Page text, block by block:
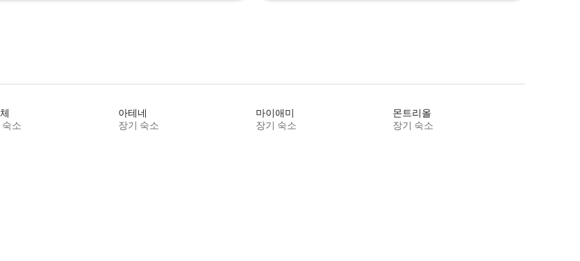
숙소
아테네
장기 숙소
마이애미
장기 숙소
몬트리올
장기 숙소